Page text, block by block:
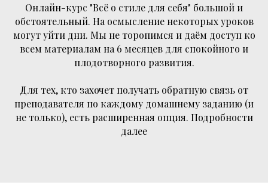
Онлайн-курс "Всё о стиле для себя" большой и
обстоятельный. На осмысление некоторых уроков
могут уйти дни. Мы не торопимся и даём доступ ко
всем материалам на 6 месяцев для спокойного и
плодотворного развития.
Для тех, кто захочет получать обратную связь от
преподавателя по каждому домашнему заданию (и
не только), есть расширенная опция. Подробности
далее